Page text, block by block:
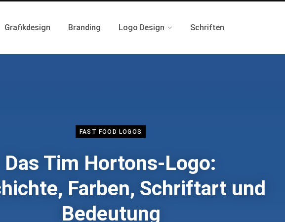
Grafikdesign Branding Logo Design Schriften
FAST FOOD LOGOS
Das Tim Hortons-Logo:
Farben, Schriftart und
Bedeutung